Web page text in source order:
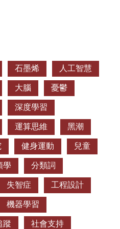
Amyotrophic lateral
Alzheimer's disease
石墨烯 人工智慧
大腦 憂鬱
深度學習
運算思維 黑潮
健身運動 兒童
學 分類詞
失智症 工程設計
機器學習
蹤 社會支持